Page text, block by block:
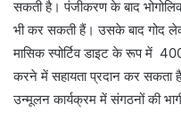
सकती है। पंजीकरण के बाद
भी कर सकती हैं। उसके बाद गोद
मासिक स्पोर्टिव डाइट के रूप में
करने में सहायता प्रदान कर सकता
उन्मूलन कार्यक्रम में संगठनों की